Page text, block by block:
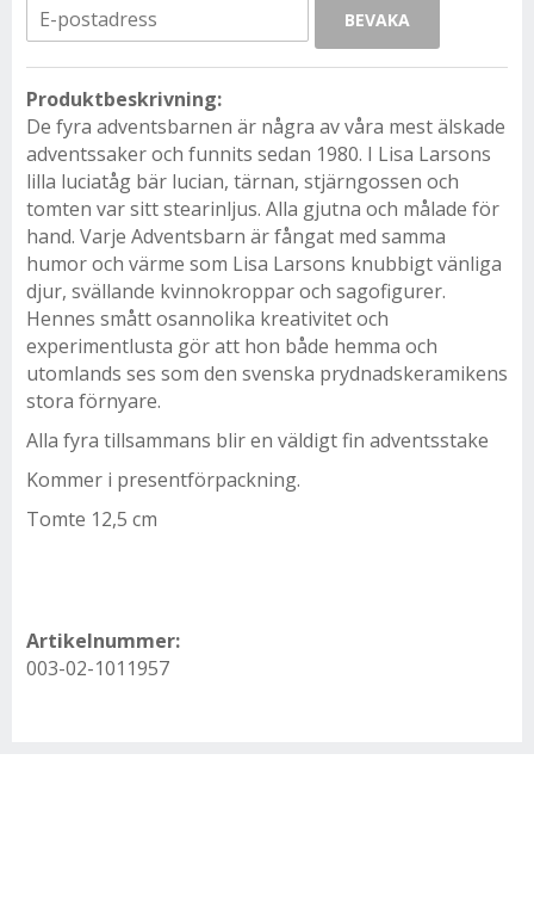
BEVAKA
Produktbeskrivning:
De fyra adventsbarnen är några av våra mest älskade
adventssaker och funnits sedan 1980. I Lisa Larsons
lilla luciatåg bär lucian, tärnan, stjärngossen och
tomten var sitt stearinljus. Alla gjutna och målade för
hand. Varje Adventsbarn är fångat med samma
humor och värme som Lisa Larsons knubbigt vänliga
djur, svällande kvinnokroppar och sagofigurer.
Hennes smått osannolika kreativitet och
experimentlusta gör att hon både hemma och
utomlands ses som den svenska prydnadskeramikens
stora förnyare.
Alla fyra tillsammans blir en väldigt fin adventsstake
Kommer i presentförpackning.
Tomte 12,5 cm
Artikelnummer:
003-02-1011957